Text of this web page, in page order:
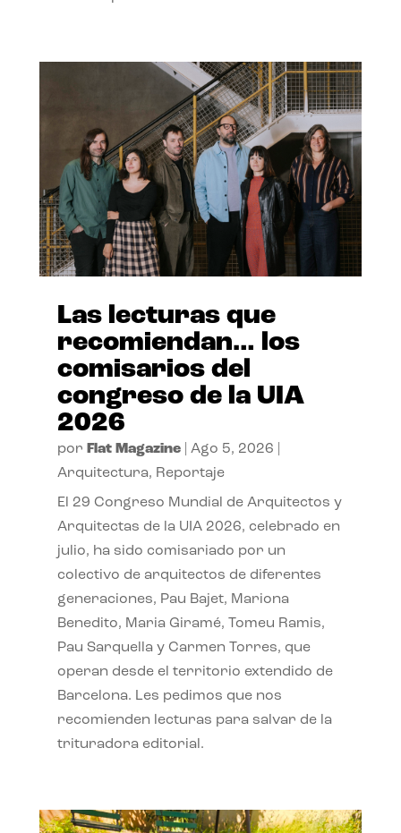
Las lecturas que
recomiendan… los
comisarios del
congreso de la UIA
2026
por Flat Magazine| Ago 5, 2026
Arquitectura, Reportaje
El 29 Congreso Mundial de Arquitectos y
Arquitectas de la UIA 2026, celebrado en
julio, ha sido comisariado por un
colectivo de arquitectos de diferentes
generaciones, Pau Bajet, Mariona
Benedito, Maria Giramé, Tomeu Ramis,
Pau Sarquella y Carmen Torres, que
operan desde el territorio extendido de
Barcelona. Les pedimos que nos
recomienden lecturas para salvar de la
trituradora editorial.